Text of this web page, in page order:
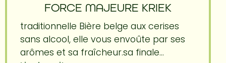
FORCE MAJEURE KRIEK
traditionnelle Bière belge aux cerises
sans alcool, elle vous envoûte par ses
arômes et sa fraîcheur.sa finale...